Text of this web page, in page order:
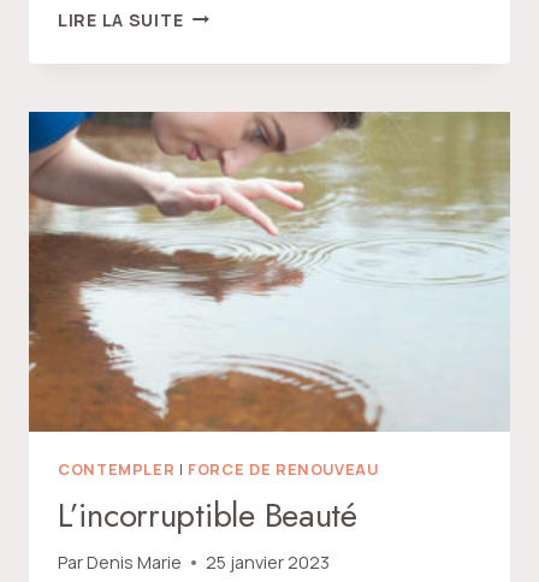
LIRE LA SUITELE
CONSTANT
CONTEMPLER | FORCE DE RENOUVEAU
L’incorruptible Beauté
ParDenis Marie 25 janvier 2023